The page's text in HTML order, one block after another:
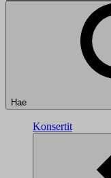
Hae
Konsertit